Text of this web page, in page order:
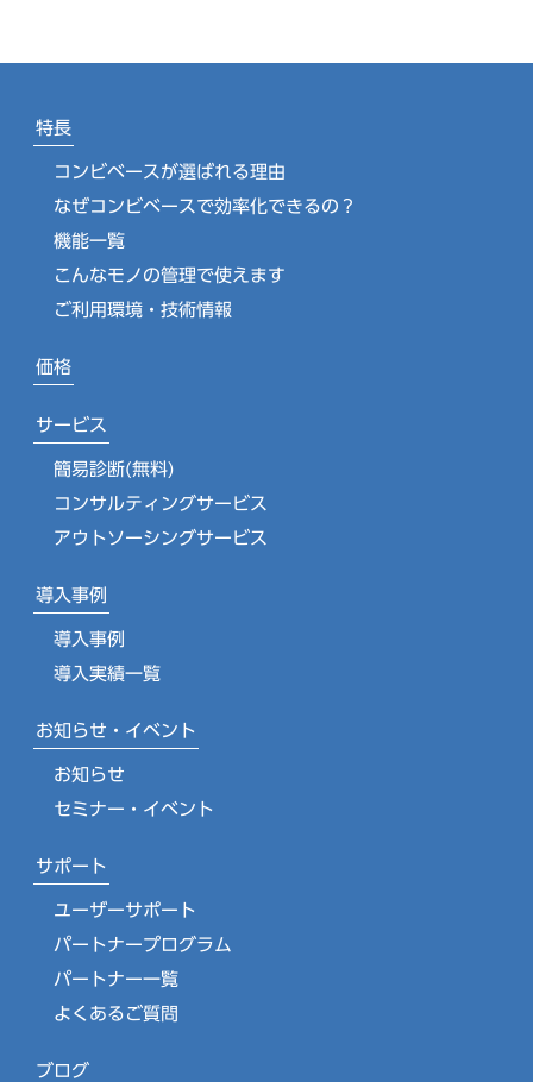
特長
コンビベースが選ばれる理由
なぜコンビベースで効率化できるの？
機能一覧
こんなモノの管理で使えます
ご利用環境・技術情報
価格
サービス
簡易診断(無料)
コンサルティングサービス
アウトソーシングサービス
導入事例
導入事例
導入実績一覧
お知らせ・イベント
お知らせ
セミナー・イベント
サポート
ユーザーサポート
パートナープログラム
パートナー一覧
よくあるご質問
ブログ